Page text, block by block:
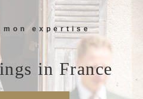
expertise
in France